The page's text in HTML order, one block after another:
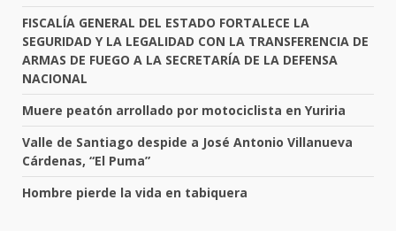
FISCALÍA GENERAL DEL ESTADO FORTALECE LA
SEGURIDAD Y LA LEGALIDAD CON LA TRANSFERENCIA DE
ARMAS DE FUEGO A LA SECRETARÍA DE LA DEFENSA
NACIONAL
Muere peatón arrollado por motociclista en Yuriria
Valle de Santiago despide a José Antonio Villanueva
Cárdenas, “El Puma”
Hombre pierde la vida en tabiquera